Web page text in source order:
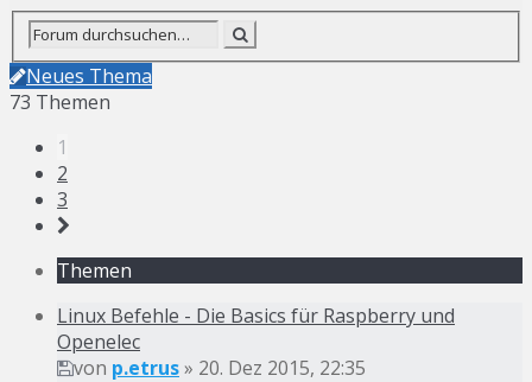
Neues Thema
73 Themen
1
2
3
Themen
Linux Befehle - Die Basics für Raspberry und
Openelec
von p.etrus» 20. Dez 2015, 22:35